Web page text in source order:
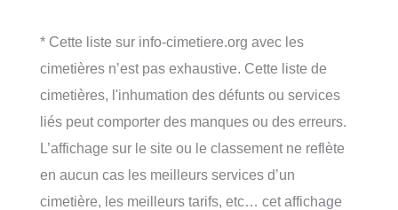
* Cette liste sur info-cimetiere.org avec les
cimetières n’est pas exhaustive. Cette liste de
cimetières, l'inhumation des défunts ou services
liés peut comporter des manques ou des erreurs.
L’affichage sur le site ou le classement ne reflète
en aucun cas les meilleurs services d’un
cimetière, les meilleurs tarifs, etc… cet affichage